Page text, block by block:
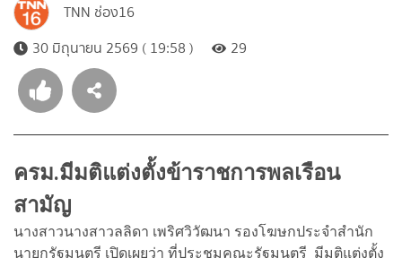
TNN ช่อง16
30 มิถุนายน 2569 ( 19:58 )
29
ครม.มีมติแต่งตั้งข้าราชการพลเรือน
สามัญ
นางสาวนางสาวลลิดา เพริศวิวัฒนา รองโฆษกประจำสำนัก
นายกรัฐมนตรี เปิดเผยว่า ที่ประชุมคณะรัฐมนตรี มีมติแต่งตั้ง